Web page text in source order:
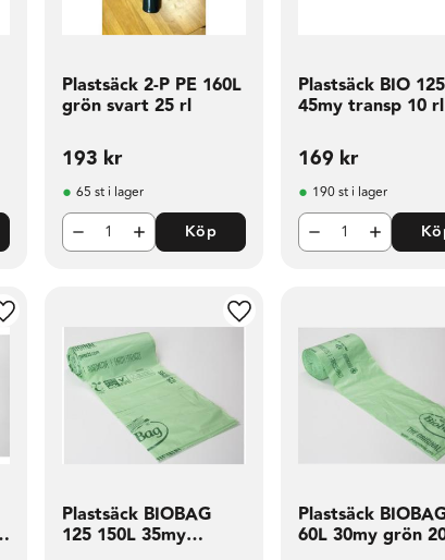
Plastsäck 2-P PE 160L
grön svart 25 rl
193 kr
65 st i lager
Köp
Plastsäck BIO
45my transp 10 rl
169 kr
190 st i lager
Lägg till i favoriter
Plastsäck BIOBAG
125 150L 35my
Lägg till i favoriter
Plastsäck
60L 30my grön